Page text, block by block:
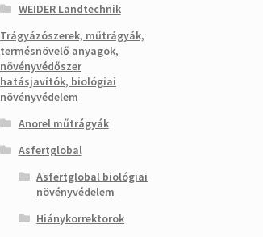
WEIDER Landtechnik
Trágyázószerek, műtrágyák,
termésnövelő anyagok,
növényvédőszer
hatásjavítók, biológiai
növényvédelem
Anorel műtrágyák
Asfertglobal
Asfertglobal biológiai
növényvédelem
Hiánykorrektorok